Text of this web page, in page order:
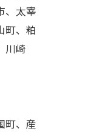
、太宰
町、粕
川崎
町、産